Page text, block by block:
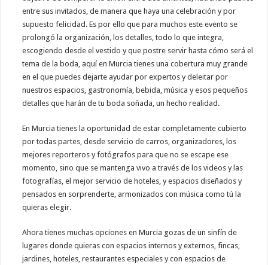
entre sus invitados, de manera que haya una celebración y por
supuesto felicidad. Es por ello que para muchos este evento se
prolongó la organización, los detalles, todo lo que integra,
escogiendo desde el vestido y que postre servir hasta cómo será el
tema de la boda, aquí en Murcia tienes una cobertura muy grande
en el que puedes dejarte ayudar por expertos y deleitar por
nuestros espacios, gastronomía, bebida, música y esos pequeños
detalles que harán de tu boda soñada, un hecho realidad.
En Murcia tienes la oportunidad de estar completamente cubierto
por todas partes, desde servicio de carros, organizadores, los
mejores reporteros y fotógrafos para que no se escape ese
momento, sino que se mantenga vivo a través de los videos y las
fotografías, el mejor servicio de hoteles, y espacios diseñados y
pensados en sorprenderte, armonizados con música como tú la
quieras elegir.
Ahora tienes muchas opciones en Murcia gozas de un sinfín de
lugares donde quieras con espacios internos y externos, fincas,
jardines, hoteles, restaurantes especiales y con espacios de